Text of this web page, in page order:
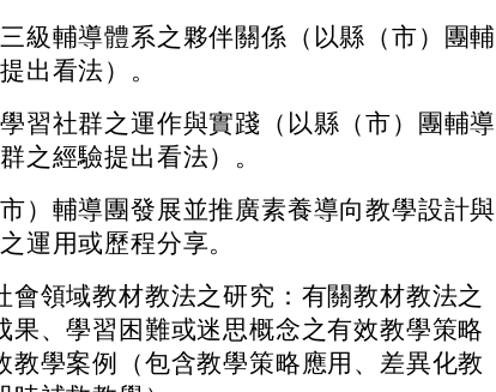
級輔導體系之夥伴關係（以縣（市）團輔
出看法）。
習社群之運作與實踐（以縣（市）團輔導
之經驗提出看法）。
）輔導團發展並推廣素養導向教學設計與
運用或歷程分享。
會領域教材教法之研究：有關教材教法之
果、學習困難或迷思概念之有效教學策略
教學案例（包含教學策略應用、差異化教